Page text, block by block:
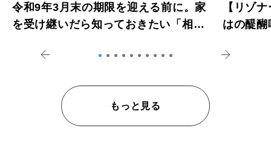
令和9年3月末の期限を迎える前に。家
を受け継いだら知っておきたい「相続
【リゾ
はの醍
もっと見る